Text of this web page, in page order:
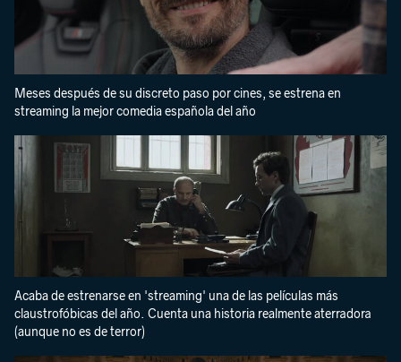
Meses después de su discreto paso por cines, se estrena en
streaming la mejor comedia española del año
Acaba de estrenarse en 'streaming' una de las películas más
claustrofóbicas del año. Cuenta una historia realmente aterradora
(aunque no es de terror)